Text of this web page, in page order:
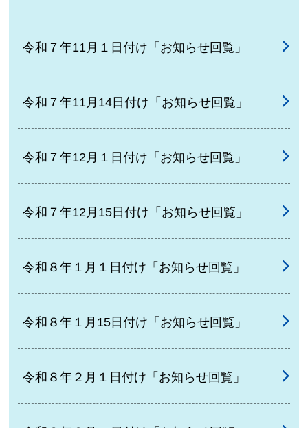
令和７年11月１日付け「お知らせ回覧」
令和７年11月14日付け「お知らせ回覧」
令和７年12月１日付け「お知らせ回覧」
令和７年12月15日付け「お知らせ回覧」
令和８年１月１日付け「お知らせ回覧」
令和８年１月15日付け「お知らせ回覧」
令和８年２月１日付け「お知らせ回覧」